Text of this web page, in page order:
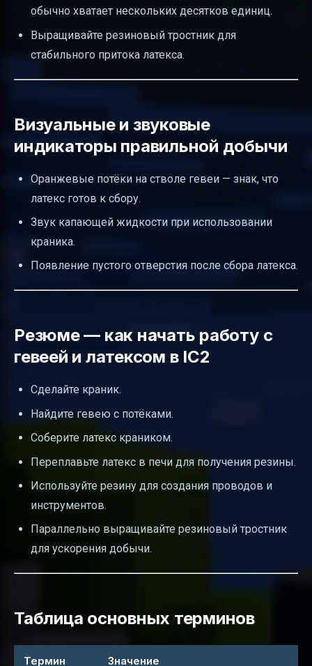
обычно хватает нескольких десятков единиц.
Выращивайте резиновый тростник для
стабильного притока латекса.
Визуальные и звуковые
индикаторы правильной добычи
Оранжевые потёки на стволе гевеи — знак, что
латекс готов к сбору.
Звук капающей жидкости при использовании
краника.
Появление пустого отверстия после сбора латекса.
Резюме — как начать работу с
гевеей и латексом в IC2
Сделайте краник.
Найдите гевею с потёками.
Соберите латекс краником.
Переплавьте латекс в печи для получения резины.
Используйте резину для создания проводов и
инструментов.
Параллельно выращивайте резиновый тростник
для ускорения добычи.
Таблица основных терминов
Термин Значение